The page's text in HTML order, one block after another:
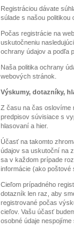
Registráciou dávate
súlade s našou politikou
Počas registrácie na
uskutočneniu
ochrany údajov a podľa
Naša politika ochrany
webových stránok.
Výskumy, dotazníky,
Z času na čas oslovíme
predpisov súvisiace s
hlasovaní a hier.
Účasť na takomto
údajov sa uskutoční na
sa v každom prípade
informácie (ako poštové
Cieľom prípadného
dotazník len raz, aby
registrované počas
cieľov. Vašu účasť
osobné údaje nespojíme